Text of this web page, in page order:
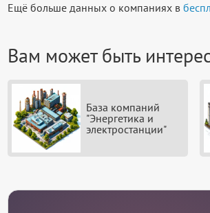
Ещё больше данных о компаниях в
Вам может быть
База компаний
"Энергетика и
электростанции"